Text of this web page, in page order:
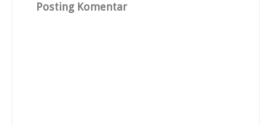
Posting Komentar